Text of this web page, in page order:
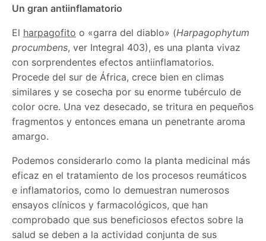
Un gran antiinflamatorio
El harpagofito o «garra del diablo» (Harpagophytum
procumbens, ver Integral 403), es una planta vivaz
con sorprendentes efectos antiinflamatorios.
Procede del sur de África, crece bien en climas
similares y se cosecha por su enorme tubérculo de
color ocre. Una vez desecado, se tritura en pequeños
fragmentos y entonces emana un penetrante aroma
amargo.
Podemos considerarlo como la planta medicinal más
eficaz en el tratamiento de los procesos reumáticos
e inflamatorios, como lo demuestran numerosos
ensayos clínicos y farmacológicos, que han
comprobado que sus beneficiosos efectos sobre la
salud se deben a la actividad conjunta de sus